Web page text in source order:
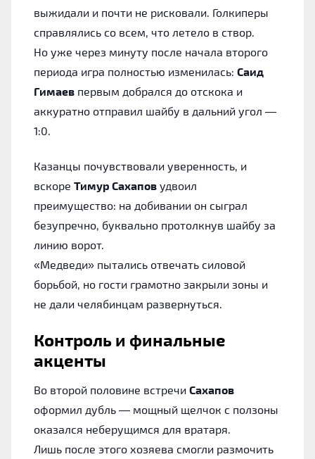
выжидали и почти не рисковали. Голкиперы
справлялись со всем, что летело в створ.
Но уже через минуту после начала второго
периода игра полностью изменилась: Саид
Гимаев первым добрался до отскока и
аккуратно отправил шайбу в дальний угол —
1:0.
Казанцы почувствовали уверенность, и
вскоре Тимур Сахапов удвоил
преимущество: на добивании он сыграл
безупречно, буквально протолкнув шайбу за
линию ворот.
«Медведи» пытались отвечать силовой
борьбой, но гости грамотно закрыли зоны и
не дали челябинцам развернуться.
Контроль и финальные
акценты
Во второй половине встречи Сахапов
оформил дубль — мощный щелчок с ползоны
оказался неберущимся для вратаря.
Лишь после этого хозяева смогли размочить